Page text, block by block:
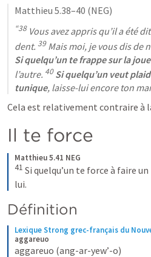
Matthieu 5.38–40 (NEG)
“38 Vous avez appris qu’il a été
dent. 39
Si quelqu’un te frappe sur la
l’autre. 40 Si quelqu’un veut
tunique, laisse-lui encore ton
Cela est relativement contraire à
Il te force
Matthieu 5.41 NEG
41 Si quelqu’un te force à faire
lui.
Définition
Lexique Strong grec-français du
aggareuo
aggareuo (ang-ar-yew’-o)